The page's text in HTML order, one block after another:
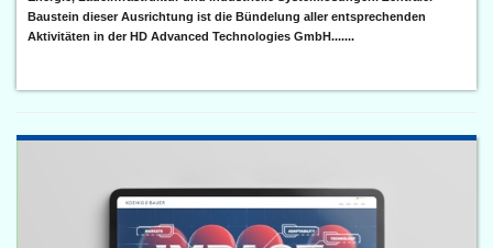
Baustein dieser Ausrichtung ist die Bündelung aller entsprechenden
Aktivitäten in der HD Advanced Technologies GmbH.......